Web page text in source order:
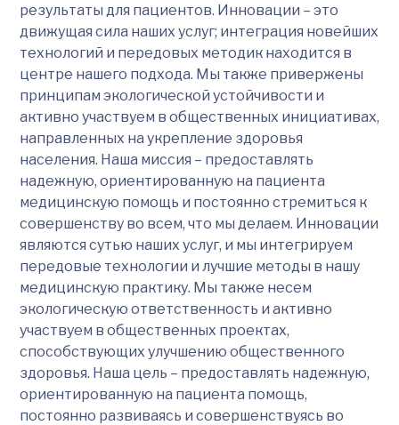
результаты для пациентов. Инновации – это
движущая сила наших услуг; интеграция новейших
технологий и передовых методик находится в
центре нашего подхода. Мы также привержены
принципам экологической устойчивости и
активно участвуем в общественных инициативах,
направленных на укрепление здоровья
населения. Наша миссия – предоставлять
надежную, ориентированную на пациента
медицинскую помощь и постоянно стремиться к
совершенству во всем, что мы делаем. Инновации
являются сутью наших услуг, и мы интегрируем
передовые технологии и лучшие методы в нашу
медицинскую практику. Мы также несем
экологическую ответственность и активно
участвуем в общественных проектах,
способствующих улучшению общественного
здоровья. Наша цель – предоставлять надежную,
ориентированную на пациента помощь,
постоянно развиваясь и совершенствуясь во